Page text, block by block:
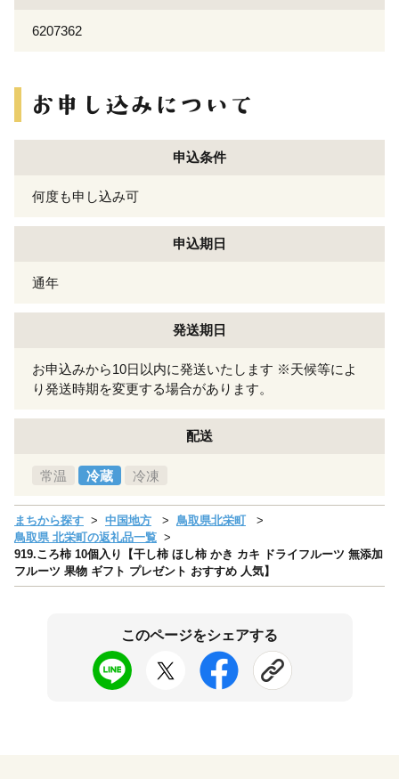
6207362
申込条件
何度も申し込み可
申込期日
通年
発送期日
お申込みから10日以内に発送いたします ※天候等によ
り発送時期を変更する場合があります。
配送
常温 冷蔵 冷凍
まちから探す 中国地方
鳥取県北栄町
鳥取県 北栄町の返礼品一覧
919.ころ柿 10個入り【干し柿 ほし柿 かき カキ ドライフルーツ 無添加
フルーツ 果物 ギフト プレゼント おすすめ 人気】
このページをシェアする